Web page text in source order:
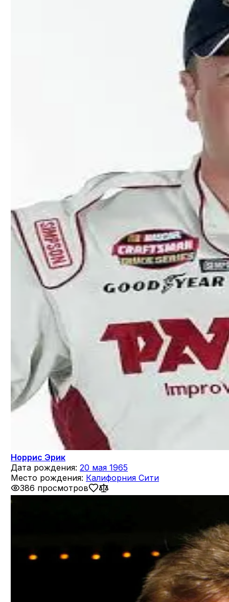
Норрис Эрик
Дата рождения: 20 мая 1965
Место рождения: Калифорния Сити
386 просмотров